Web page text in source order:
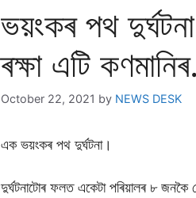
ভয়ংকৰ পথ
ৰক্ষা এটি
October 22, 2021 by NEWS DESK
এক ভয়ংকৰ পথ দুৰ্ঘটনা।
দুৰ্ঘটনাটোৰ ফলত একেটা পৰিয়ালৰ ৮